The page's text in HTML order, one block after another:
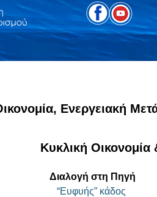
Ενεργειακή
Κυκλική
Διαλογή στη Πηγή
“Ευφυής” κάδος